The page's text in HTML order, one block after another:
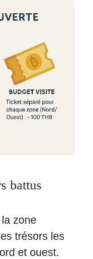
battus
la zone
trésors les
et ouest.